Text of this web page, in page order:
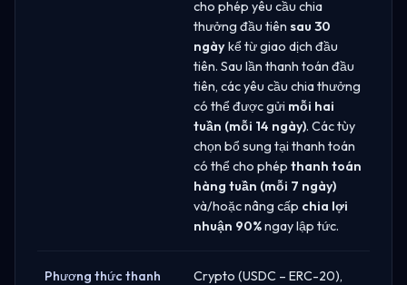
cho phép yêu cầu chia
thưởng đầu tiên sau 30
ngàykể từ giao dịch đầu
tiên. Sau lần thanh toán đầu
tiên, các yêu cầu chia thưởng
có thể được gửi mỗi hai
tuần (mỗi 14 ngày). Các tùy
chọn bổ sung tại thanh toán
có thể cho phép thanh toán
hàng tuần (mỗi 7 ngày)
và/hoặc nâng cấp chia lợi
nhuận 90%ngay lập tức.
Phương thức thanh
Crypto (USDC – ERC-20),